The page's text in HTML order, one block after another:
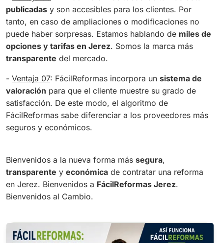
publicadas y son accesibles para los clientes. Por
tanto, en caso de ampliaciones o modificaciones no
puede haber sorpresas. Estamos hablando de miles de
opciones y tarifas en Jerez. Somos la marca más
transparente del mercado.
- Ventaja 07: FácilReformas incorpora un sistema de
valoración para que el cliente muestre su grado de
satisfacción. De este modo, el algoritmo de
FácilReformas sabe diferenciar a los proveedores más
seguros y económicos.
Bienvenidos a la nueva forma más segura,
transparente y económica de contratar una reforma
en Jerez. Bienvenidos a FácilReformas Jerez.
Bienvenidos al Cambio.